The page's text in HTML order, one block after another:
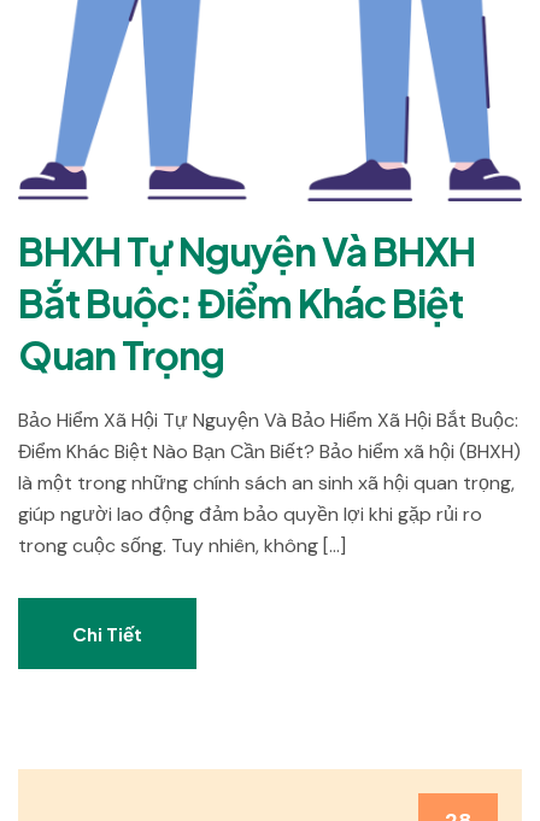
BHXH Tự Nguyện Và BHXH
Bắt Buộc: Điểm Khác Biệt
Quan Trọng
Bảo Hiểm Xã Hội Tự Nguyện Và Bảo Hiểm Xã Hội Bắt Buộc:
Điểm Khác Biệt Nào Bạn Cần Biết? Bảo hiểm xã hội (BHXH)
là một trong những chính sách an sinh xã hội quan trọng,
giúp người lao động đảm bảo quyền lợi khi gặp rủi ro
trong cuộc sống. Tuy nhiên, không […]
Chi Tiết